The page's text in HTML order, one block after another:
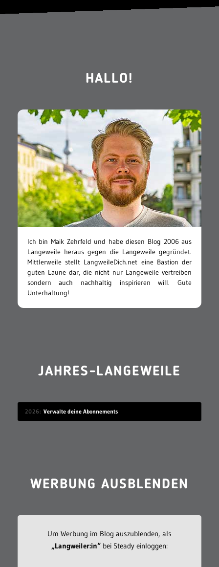
HALLO!
Ich bin Maik Zehrfeld und habe diesen Blog 2006 aus
Langeweile heraus gegen die Langeweile gegründet.
Mittlerweile stellt LangweileDich.net eine Bastion der
guten Laune dar, die nicht nur Langeweile vertreiben
sondern auch nachhaltig inspirieren will. Gute
Unterhaltung!
JAHRES-LANGEWEILE
2026 Verwalte deine Abonnements
WERBUNG AUSBLENDEN
Um Werbung im Blog auszublenden, als
„Langweiler:in“bei Steady einloggen: